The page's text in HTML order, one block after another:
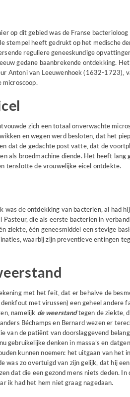
op dit gebied was de Franse
stempel heeft gedrukt op het medische
reguliere geneeskundige
gedane baanbrekende ontdekking.
Antoni van Leeuwenhoek (1632-1723),
microscoop.
zich een totaal onverwachte
en wegen werd besloten, dat het
dat de gedachte post vatte, dat de
als broedmachine diende. Het heeft lang
tenslotte de vrouwelijke eicel ontdekte.
was de ontdekking van bacteriën, al had
Pasteur, die als eerste bacteriën in
ziekte, één geneesmiddel een stevige
waarbij zijn preventieve entingen
met het feit, dat er behalve de
met virussen) een geheel andere
namelijk de weerstandtegen de ziekte,
Béchamps en Bernard wezen er
van de patiënt van doorslaggevend
gebruikelijke denken in massa’s en
kunnen noemen: het uitgaan van het
was zo overtuigd van zijn gelijk, dat hij
dat die een gezond mens niets deden. In
ik had het hem niet graag nagedaan.